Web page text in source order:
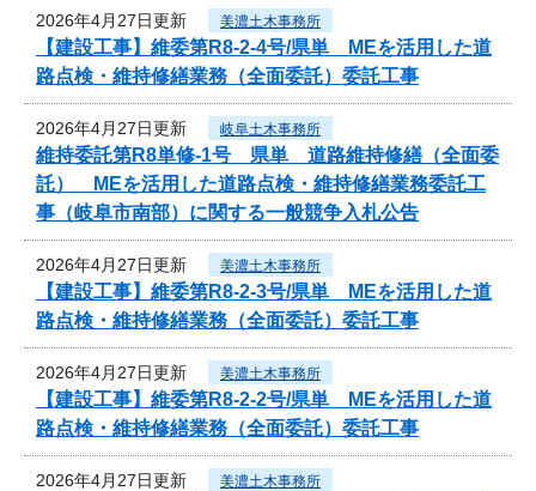
2026年4月27日更新 美濃土木事務所
【建設工事】維委第R8-2-4号/県単 MEを活用した道
路点検・維持修繕業務（全面委託）委託工事
2026年4月27日更新 岐阜土木事務所
維持委託第R8単修-1号 県単 道路維持修繕（全面委
託） MEを活用した道路点検・維持修繕業務委託工
事（岐阜市南部）に関する一般競争入札公告
2026年4月27日更新 美濃土木事務所
【建設工事】維委第R8-2-3号/県単 MEを活用した道
路点検・維持修繕業務（全面委託）委託工事
2026年4月27日更新 美濃土木事務所
【建設工事】維委第R8-2-2号/県単 MEを活用した道
路点検・維持修繕業務（全面委託）委託工事
2026年4月27日更新 美濃土木事務所